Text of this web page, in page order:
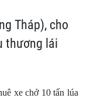
Tháp), cho
thương lái
xe chở 10 tấn lúa